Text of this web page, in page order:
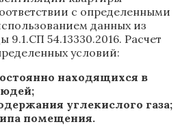
с определенными
данных из
9.1.СП 54.13330.2016. Расчет
условий:
находящихся в
углекислого газа;
помещения.